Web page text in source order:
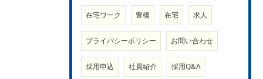
在宅ワーク 豊橋 在宅 求人
プライバシーポリシー お問い合わせ
採用申込 社員紹介 採用Q&A